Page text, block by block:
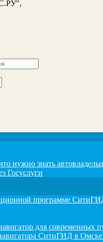
нужно знать
Госуслуги
программе
для современных
СитиГИД в Омске